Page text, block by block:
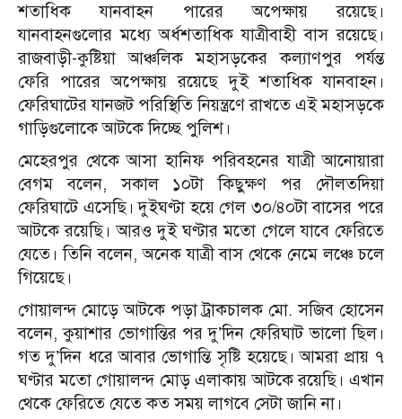
শতাধিক যানবাহন পারের অপেক্ষায় রয়েছে।
যানবাহনগুলোর মধ্যে অর্ধশতাধিক যাত্রীবাহী বাস রয়েছে।
রাজবাড়ী-কুষ্টিয়া আঞ্চলিক মহাসড়কের কল্যাণপুর পর্যন্ত
ফেরি পারের অপেক্ষায় রয়েছে দুই শতাধিক যানবাহন।
ফেরিঘাটের যানজট পরিস্থিতি নিয়ন্ত্রণে রাখতে এই মহাসড়কে
গাড়িগুলোকে আটকে দিচ্ছে পুলিশ।
মেহেরপুর থেকে আসা হানিফ পরিবহনের যাত্রী আনোয়ারা
বেগম বলেন, সকাল ১০টা কিছুক্ষণ পর দৌলতদিয়া
ফেরিঘাটে এসেছি। দুইঘণ্টা হয়ে গেল ৩০/৪০টা বাসের পরে
আটকে রয়েছি। আরও দুই ঘণ্টার মতো গেলে যাবে ফেরিতে
যেতে। তিনি বলেন, অনেক যাত্রী বাস থেকে নেমে লঞ্চে চলে
গিয়েছে।
গোয়ালন্দ মোড়ে আটকে পড়া ট্রাকচালক মো. সজিব হোসেন
বলেন, কুয়াশার ভোগান্তির পর দু’দিন ফেরিঘাট ভালো ছিল।
গত দু’দিন ধরে আবার ভোগান্তি সৃষ্টি হয়েছে। আমরা প্রায় ৭
ঘণ্টার মতো গোয়ালন্দ মোড় এলাকায় আটকে রয়েছি। এখান
থেকে ফেরিতে যেতে কত সময় লাগবে সেটা জানি না।